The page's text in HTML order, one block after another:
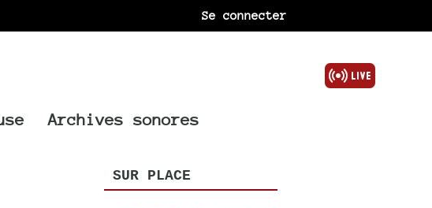
Se connecter
Archives sonores
SUR PLACE